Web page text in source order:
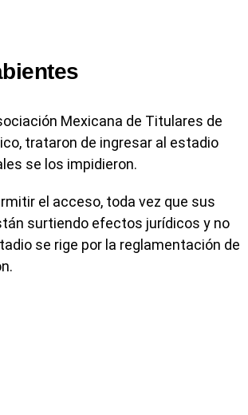
Mexicana de Titulares de
trataron de ingresar al estadio
se los impidieron.
el acceso, toda vez que sus
surtiendo efectos jurídicos y no
se rige por la reglamentación de